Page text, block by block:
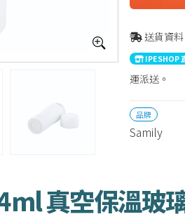
送貨資料
IPESHOP
運派送。
品牌
Samily
真空保溫玻